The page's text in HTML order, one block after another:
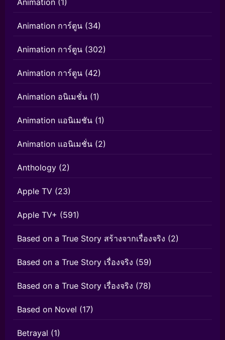
Animation การ์ตูน (34)
Animation การ์ตูน (302)
Animation การ์ตูน (42)
Animation อนิเมชั่น (1)
Animation แอนิเมชัน (1)
Animation แอนิเมชั่น (2)
Anthology (2)
Apple TV (23)
Apple TV+ (591)
Based on a True Story สร้างจากเรื่องจริง (2)
Based on a True Story เรื่องจริง (59)
Based on a True Story เรื่องจริง (78)
Based on Novel (17)
Betrayal (1)